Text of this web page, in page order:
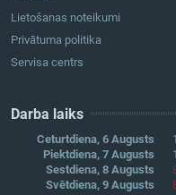
Lietošanas noteikumi
Privātuma politika
Servisa centrs
Darba laiks
Ceturtdiena, 6 Augusts
Piektdiena, 7 Augusts
Sestdiena, 8 Augusts
Svētdiena, 9 Augusts